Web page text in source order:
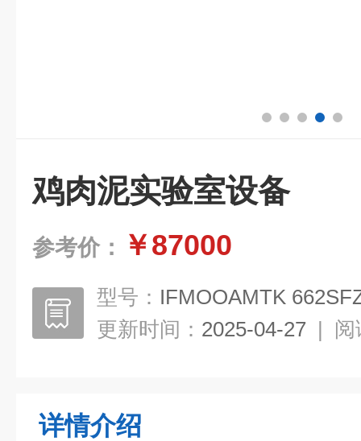
鸡肉泥实验室设备
参考价： ￥87000
型号： IFMOOAMTK
更新时间： 2025-04-27 | 阅
详情介绍